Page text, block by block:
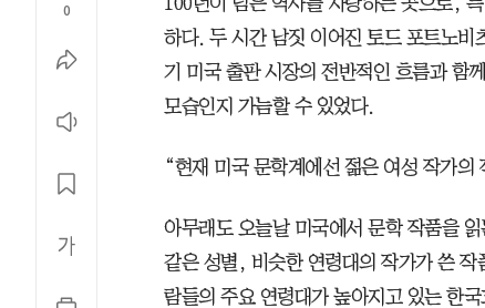
0
하다. 두 시간 남짓 이어진 토드 포트노비
기 미국 출판 시장의 전반적인 흐름과 함
모습인지 가늠할 수 있었다.
“현재 미국 문학계에선 젊은 여성 작가의
아무래도 오늘날 미국에서 문학 작품을
같은 성별, 비슷한 연령대의 작가가 쓴
람들의 주요 연령대가 높아지고 있는 한